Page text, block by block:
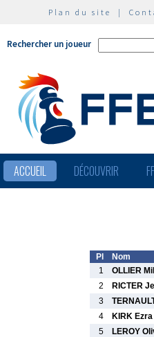
Plan du site |
Rechercher un joueur
ACCUEIL DÉCOUVRIR
Pl Nom
1
OLLIER
2
RICTER
3
4
KIRK Ezra
5
LEROY